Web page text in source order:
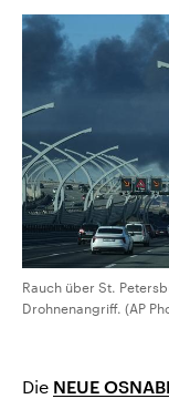
Rauch über St.
Drohnenangriff. (AP
Die NEUE